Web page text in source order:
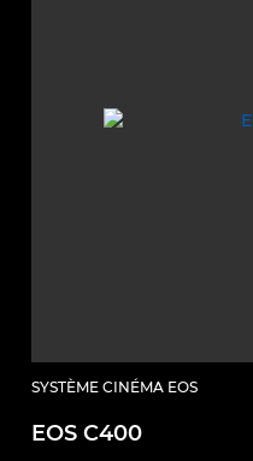
SYSTÈME CINÉMA EOS
EOS C400